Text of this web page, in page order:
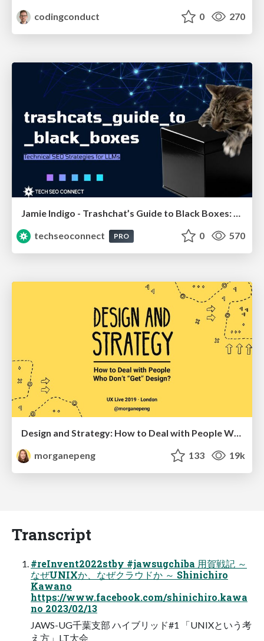
codingconduct
0 270
Jamie Indigo - Trashchat’s Guide to Black Boxes: Technical SEO Tactics for LLMs
techseoconnect
PRO 0 570
morganepeng
133 19k
Transcript
#reInvent2022stby #jawsugchiba 用賀戦記 ～
なぜUNIXか、なぜクラウドか ～ Shinichiro
Kawano
https://www.facebook.com/shinichiro.kawa
no 2023/02/13
JAWS-UG千葉支部 ハイブリッド#1 「UNIXという考
え方」LT大会